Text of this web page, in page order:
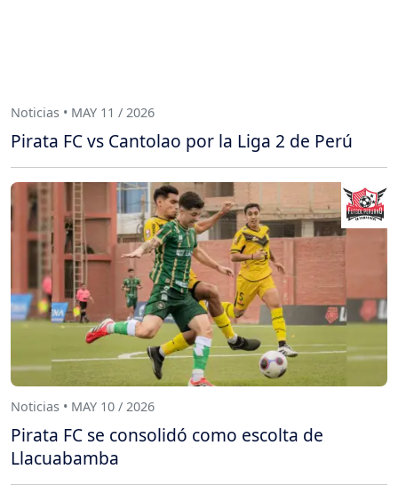
Noticias • MAY 11 / 2026
Pirata FC vs Cantolao por la Liga 2 de Perú
Noticias • MAY 10 / 2026
Pirata FC se consolidó como escolta de
Llacuabamba